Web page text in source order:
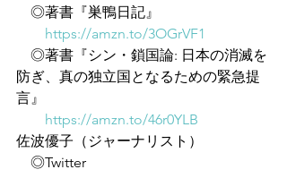
◎著書『巣鴨日記』
https://amzn.to/3OGrVF1
◎著書『シン・鎖国論: 日本の消滅を
防ぎ、真の独立国となるための緊急提
言』
https://amzn.to/46r0YLB
佐波優子（ジャーナリスト）
◎Twitter